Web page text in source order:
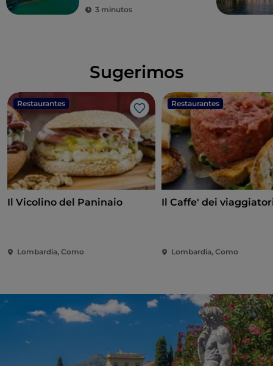
inolvidables
3 minutos
Sugerimos
Restaurantes
Me gusta
Il Vicolino del Paninaio
Lombardia, Como
Restaurantes
Il Caffe' dei
Lombardia, Como